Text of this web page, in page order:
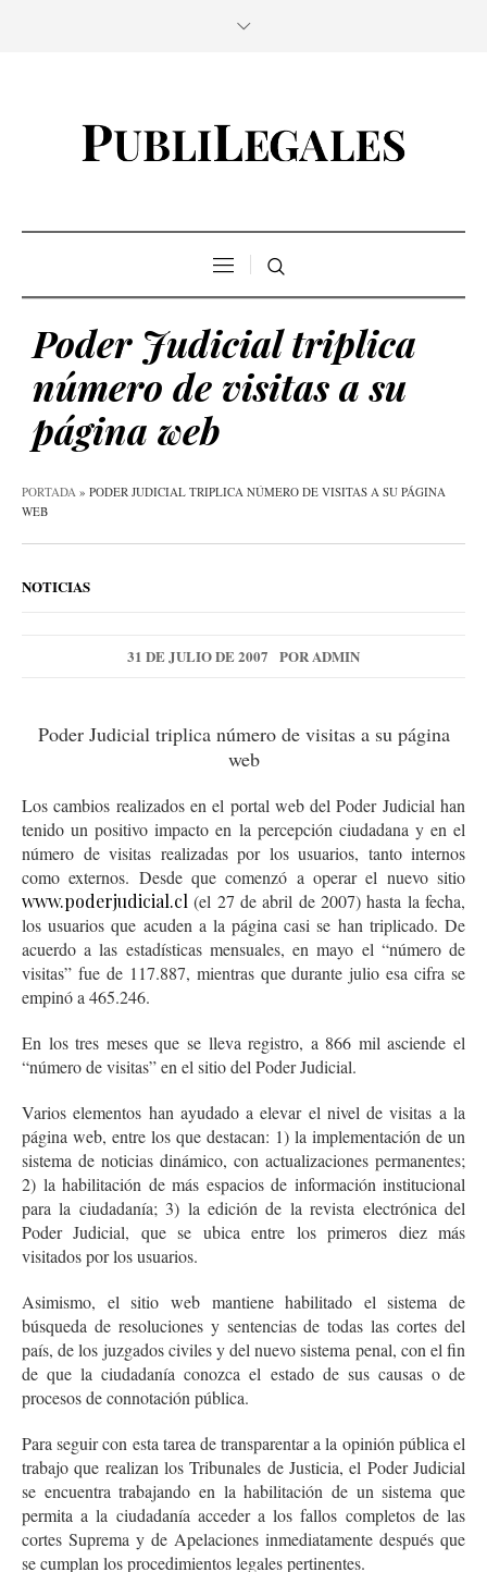
Poder Judicial triplica
número de visitas a su
página web
PORTADA » PODER JUDICIAL TRIPLICA NÚMERO DE VISITAS A SU PÁGINA
WEB
NOTICIAS
31 DE JULIO DE 2007 PORADMIN
Poder Judicial triplica número de visitas a su página
web
Los cambios realizados en el portal web del Poder Judicial han
tenido un positivo impacto en la percepción ciudadana y en el
número de visitas realizadas por los usuarios, tanto internos
como externos. Desde que comenzó a operar el nuevo sitio
www.poderjudicial.cl (el 27 de abril de 2007) hasta la fecha,
los usuarios que acuden a la página casi se han triplicado. De
acuerdo a las estadísticas mensuales, en mayo el “número de
visitas” fue de 117.887, mientras que durante julio esa cifra se
empinó a 465.246.
En los tres meses que se lleva registro, a 866 mil asciende el
“número de visitas” en el sitio del Poder Judicial.
Varios elementos han ayudado a elevar el nivel de visitas a la
página web, entre los que destacan: 1) la implementación de un
sistema de noticias dinámico, con actualizaciones permanentes;
2) la habilitación de más espacios de información institucional
para la ciudadanía; 3) la edición de la revista electrónica del
Poder Judicial, que se ubica entre los primeros diez más
visitados por los usuarios.
Asimismo, el sitio web mantiene habilitado el sistema de
búsqueda de resoluciones y sentencias de todas las cortes del
país, de los juzgados civiles y del nuevo sistema penal, con el fin
de que la ciudadanía conozca el estado de sus causas o de
procesos de connotación pública.
Para seguir con esta tarea de transparentar a la opinión pública el
trabajo que realizan los Tribunales de Justicia, el Poder Judicial
se encuentra trabajando en la habilitación de un sistema que
permita a la ciudadanía acceder a los fallos completos de las
cortes Suprema y de Apelaciones inmediatamente después que
se cumplan los procedimientos legales pertinentes.